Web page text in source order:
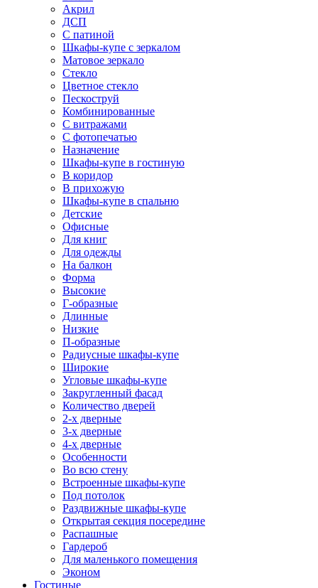
Акрил
ДСП
С патиной
Шкафы-купе с зеркалом
Матовое зеркало
Стекло
Цветное стекло
Пескоструй
Комбинированные
С витражами
С фотопечатью
Назначение
Шкафы-купе в гостиную
В коридор
В прихожую
Шкафы-купе в спальню
Детские
Офисные
Для книг
Для одежды
На балкон
Форма
Высокие
Г-образные
Длинные
Низкие
П-образные
Радиусные шкафы-купе
Широкие
Угловые шкафы-купе
Закругленный фасад
Количество дверей
2-х дверные
3-х дверные
4-х дверные
Особенности
Во всю стену
Встроенные шкафы-купе
Под потолок
Раздвижные шкафы-купе
Открытая секция посередине
Распашные
Гардероб
Для маленького помещения
Эконом
Гостиные